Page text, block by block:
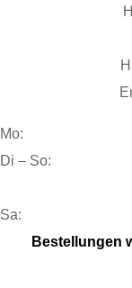
Mo:
Di – So:
Sa:
Bestellungen